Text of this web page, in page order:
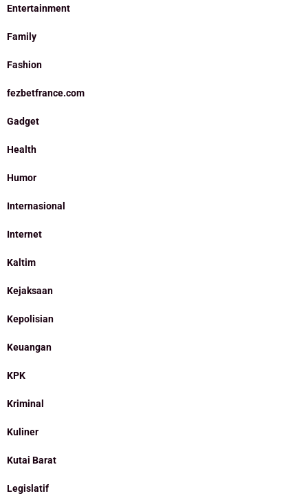
Entertainment
Family
Fashion
fezbetfrance.com
Gadget
Health
Humor
Internasional
Internet
Kaltim
Kejaksaan
Kepolisian
Keuangan
KPK
Kriminal
Kuliner
Kutai Barat
Legislatif